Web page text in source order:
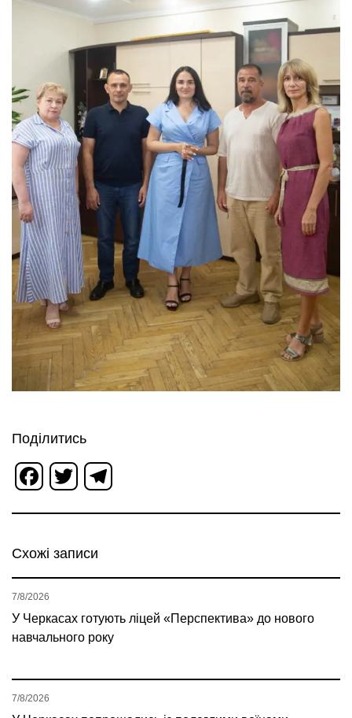
Поділитись
Facebook
Twitter
Схожі записи
У Черкасах готують ліцей «Перспектива» до нового
навчального року
7/8/2026
7/8/2026